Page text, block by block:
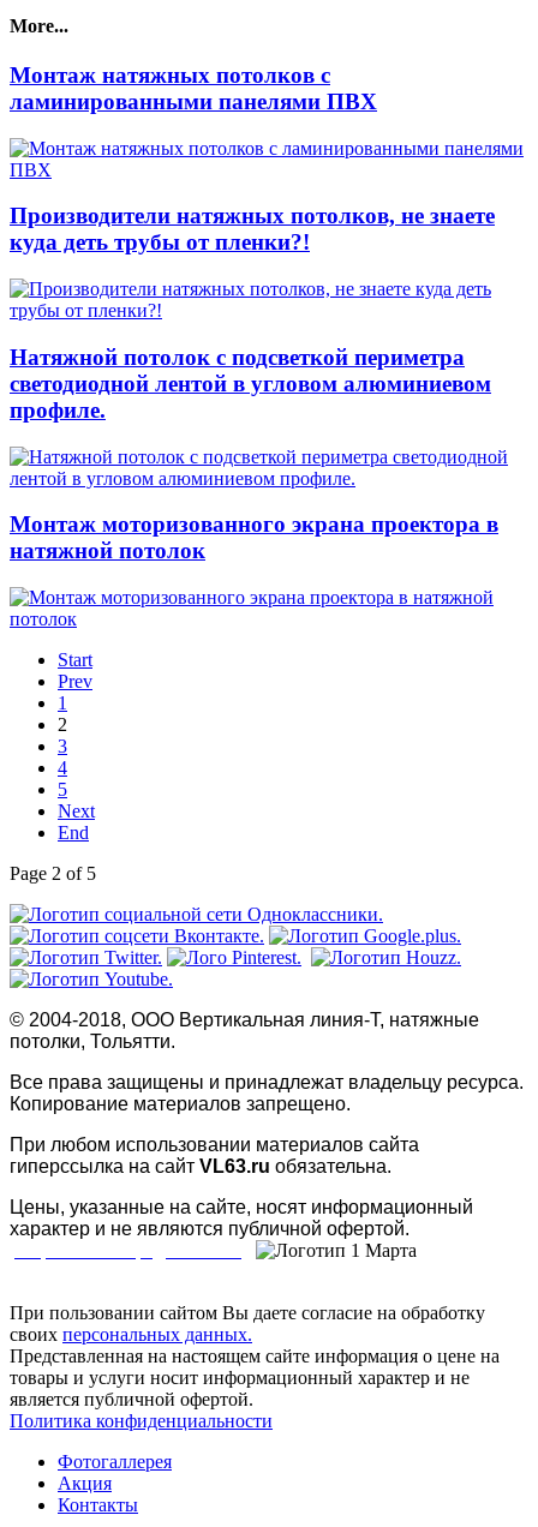
More...
Монтаж натяжных потолков с
ламинированными панелями ПВХ
Производители натяжных потолков, не знаете
куда деть трубы от пленки?!
Натяжной потолок с подсветкой периметра
светодиодной лентой в угловом алюминиевом
профиле.
Монтаж моторизованного экрана проектора в
натяжной потолок
Start
Prev
1
2
3
4
5
Next
End
Page 2 of 5
© 2004-2018, ООО Вертикальная линия-Т, натяжные
потолки, Тольятти.
Все права защищены и принадлежат владельцу ресурса.
Копирование материалов запрещено.
При любом использовании материалов сайта
гиперссылка на сайт VL63.ru обязательна.
Цены, указанные на сайте, носят информационный
характер и не являются публичной офертой.
При пользовании сайтом Вы даете согласие на обработку
своих персональных данных.
Представленная на настоящем сайте информация о цене на
товары и услуги носит информационный характер и не
является публичной офертой.
Политика конфиденциальности
Фотогаллерея
Акция
Контакты